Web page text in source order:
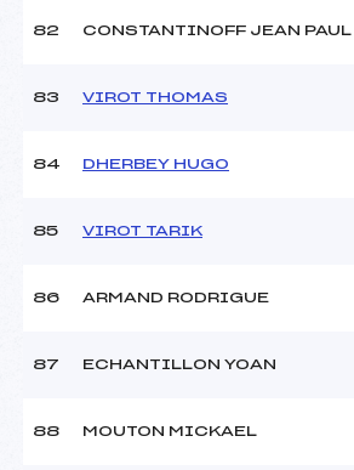
82 CONSTANTINOFF JEAN PAUL
83 VIROT THOMAS
84 DHERBEY HUGO
85 VIROT TARIK
86 ARMAND RODRIGUE
87 ECHANTILLON YOAN
88 MOUTON MICKAEL